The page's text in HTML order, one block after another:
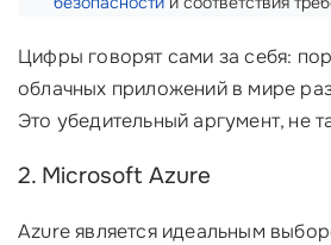
Цифры говорят сами за себя:
облачных приложений в мире
Это убедительный аргумент, не
2. Microsoft Azure
Azure является идеальным